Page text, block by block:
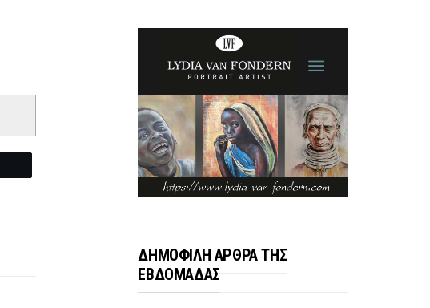
ΔΗΜΟΦΙΛΗ ΑΡΘΡΑ ΤΗΣ
ΕΒΔΟΜΑΔΑΣ